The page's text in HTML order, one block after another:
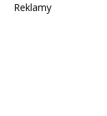
Reklamy